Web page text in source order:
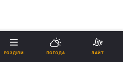
нестандартні
Франції ще у 2023 році
РОЗДІЛИ ПОГОДА ЛАЙТ